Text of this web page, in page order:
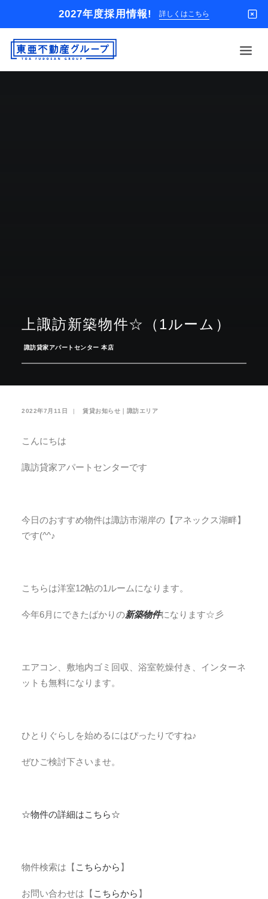
2027年度採用情報! 詳しくはこちら
上諏訪新築物件☆（1ルーム）
諏訪貸家アパートセンター 本店
2022年7月11日 | 賃貸お知らせ｜諏訪エリア
こんにちは
諏訪貸家アパートセンターです
今日のおすすめ物件は諏訪市湖岸の【アネックス湖畔】
です(^^♪
こちらは洋室12帖の1ルームになります。
今年6月にできたばかりの新築物件になります☆彡
エアコン、敷地内ゴミ回収、浴室乾燥付き、インターネ
ットも無料になります。
ひとりぐらしを始めるにはぴったりですね♪
ぜひご検討下さいませ。
☆物件の詳細はこちら☆
物件検索は【 こちらから 】
お問い合わせは【 こちらから 】